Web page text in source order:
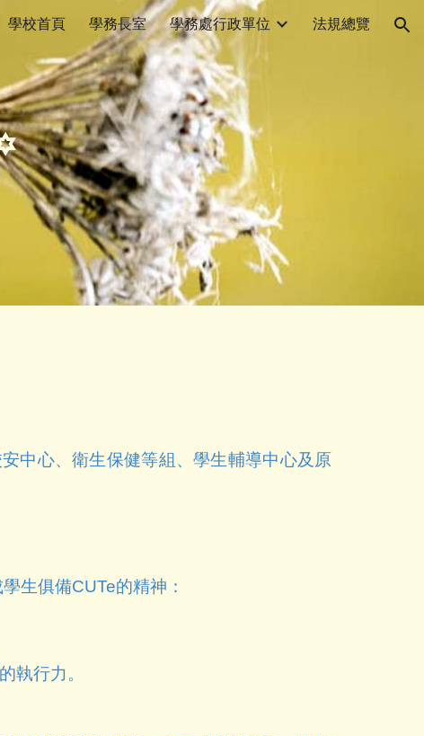
學校首頁 學務長室 學務處行政單位 法規總覽
中心、衛生保健等組、學生輔導中心及原
生俱備CUTe的精神：
執行力。